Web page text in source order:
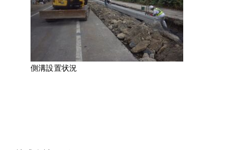
側溝設置状況